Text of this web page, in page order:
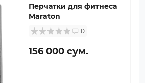
Перчатки для фитнеса
Maraton
0
156 000 сум.